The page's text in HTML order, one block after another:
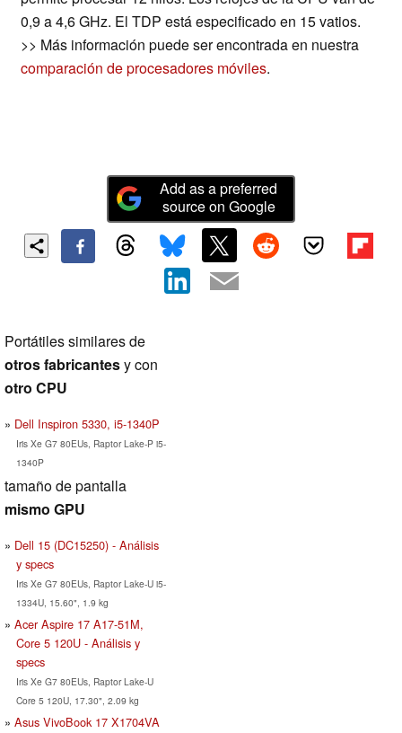
0,9 a 4,6 GHz. El TDP está especificado en 15 vatios.
>> Más información puede ser encontrada en nuestra
comparación de procesadores móviles.
Add as a preferred
source on Google
Portátiles similares de
otros fabricantesy con
otro CPU
Dell Inspiron 5330, i5-1340P
Iris Xe G7 80EUs, Raptor Lake-P i5-
1340P
tamaño de pantalla
mismo GPU
Dell 15 (DC15250) - Análisis
y specs
Iris Xe G7 80EUs, Raptor Lake-U i5-
1334U, 15.60", 1.9 kg
Acer Aspire 17 A17-51M,
Core 5 120U - Análisis y
specs
Iris Xe G7 80EUs, Raptor Lake-U
Core 5 120U, 17.30", 2.09 kg
Asus VivoBook 17 X1704VA